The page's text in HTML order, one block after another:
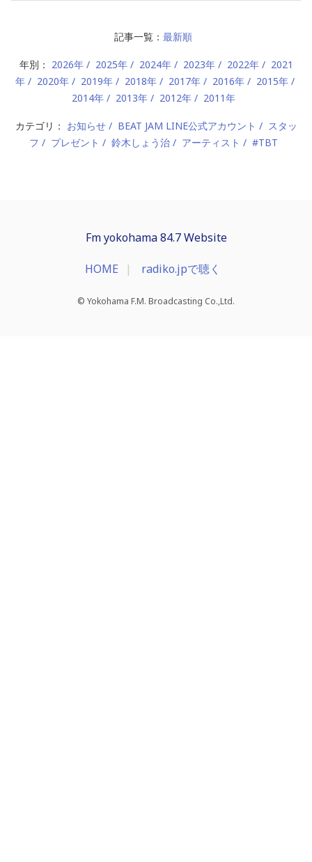
記事一覧： 最新順
年別： 2026年 2025年 2024年 2023年 2022年
2021
年
2020年 2019年 2018年 2017年 2016年
2015年
2014年
2013年 2012年 2011年
カテゴリ： お知らせ BEAT JAM LINE公式アカウント
スタッ
フ
プレゼント 鈴木しょう治 アーティスト #TBT
Fm yokohama 84.7 Website
HOME radiko.jpで聴く
© Yokohama F.M. Broadcasting Co.,Ltd.